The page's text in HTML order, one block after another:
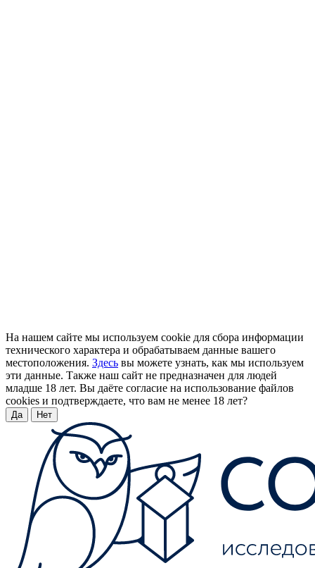
На нашем сайте мы используем cookie для сбора информации
технического характера и обрабатываем данные вашего
местоположения. Здесь вы можете узнать, как мы используем
эти данные. Также наш сайт не предназначен для людей
младше 18 лет. Вы даёте согласие на использование файлов
cookies и подтверждаете, что вам не менее 18 лет?
Да Нет